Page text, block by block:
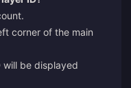
corner of the main
will be displayed